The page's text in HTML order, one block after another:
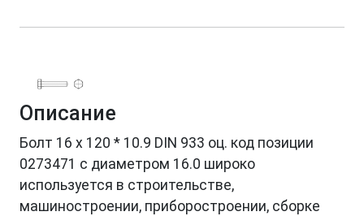
Описание
Болт 16 х 120 * 10.9 DIN 933 оц. код позиции
0273471 с диаметром 16.0 широко
используется в строительстве,
машиностроении, приборостроении, сборке